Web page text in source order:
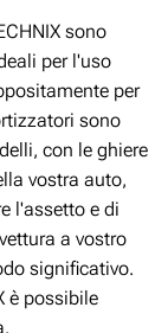
sono
per l'uso
per
sono
con le ghiere
vostra auto,
l'assetto e di
a vostro
significativo.
è possibile